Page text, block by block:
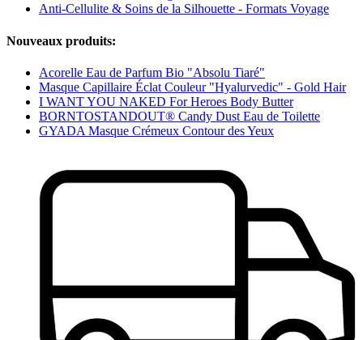
Anti-Cellulite & Soins de la Silhouette - Formats Voyage
Nouveaux produits:
Acorelle Eau de Parfum Bio "Absolu Tiaré"
Masque Capillaire Éclat Couleur "Hyalurvedic" - Gold Hair
I WANT YOU NAKED For Heroes Body Butter
BORNTOSTANDOUT® Candy Dust Eau de Toilette
GYADA Masque Crémeux Contour des Yeux